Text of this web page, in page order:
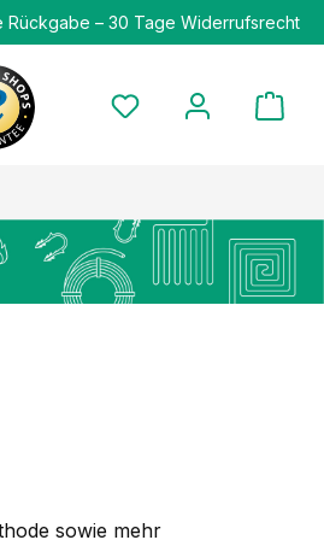
Rückgabe – 30 Tage Widerrufsrecht
sowie mehr